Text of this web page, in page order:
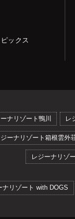
ックス
ナリゾート鴨川 レ
ジーナリゾート箱根雲外
レジーナリゾ
ナリゾート with DOGS